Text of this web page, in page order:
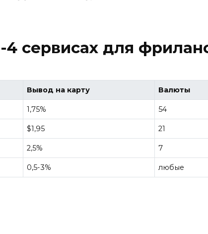
сервисах для
Вывод на карту Валюты
1,75% 54
$1,95 21
2,5% 7
0,5-3% любые